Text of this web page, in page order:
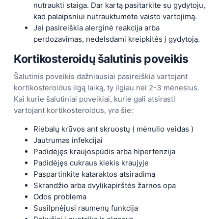
nutraukti staiga. Dar kartą pasitarkite su gydytoju,
kad palaipsniui nutrauktumėte vaisto vartojimą.
Jei pasireiškia alerginė reakcija arba
perdozavimas, nedelsdami kreipkitės į gydytoją.
Kortikosteroidų šalutinis poveikis
Šalutinis poveikis dažniausiai pasireiškia vartojant
kortikosteroidus ilgą laiką, ty ilgiau nei 2-3 mėnesius.
Kai kurie šalutiniai poveikiai, kurie gali atsirasti
vartojant kortikosteroidus, yra šie:
Riebalų krūvos ant skruostų ( mėnulio veidas )
Jautrumas infekcijai
Padidėjęs kraujospūdis arba hipertenzija
Padidėjęs cukraus kiekis kraujyje
Paspartinkite kataraktos atsiradimą
Skrandžio arba dvylikapirštės žarnos opa
Odos problema
Susilpnėjusi raumenų funkcija